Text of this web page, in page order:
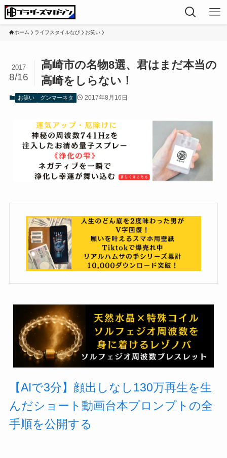
ホーム ライフスタイルなび お笑い
高崎市の名物8選、君はまだ本当の
高崎をしらない！
2017
8/16
お笑い グンマーネタ 2017年8月16日
【AIで3分】顔出しなし130万再生を生
んだショート動画台本プロンプトの全
手順を公開する